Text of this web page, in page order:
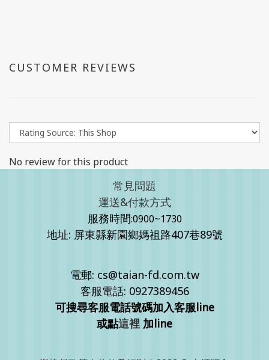
CUSTOMER REVIEWS
No review for this product
常見問題
運送&付款方式
服務時間:0900~1730
地址: 屏東縣新園鄉媽祖路407巷89號
電郵: cs@taian-fd.com.tw
客服電話: 0927389456
可搜尋客服電話號碼加入客服line
或點這裡 加line